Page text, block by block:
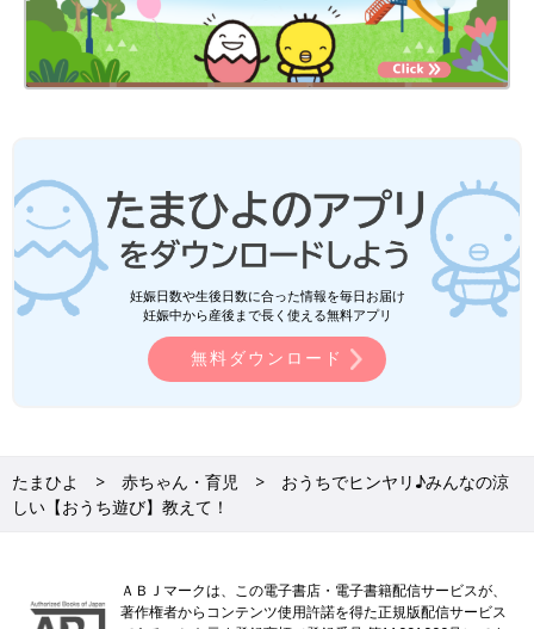
妊娠日数や生後日数に合った情報を毎日お届け
妊娠中から産後まで長く使える無料アプリ
無料ダウンロード
たまひよ 赤ちゃん・育児
おうちでヒンヤリ♪みんなの涼
しい【おうち遊び】教えて！
ＡＢＪマークは、この電子書店・電子書籍配信サービスが、
著作権者からコンテンツ使用許諾を得た正規版配信サービス